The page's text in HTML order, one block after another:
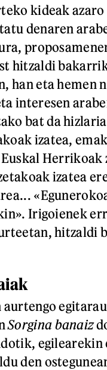
kideak
denaren
hitzaldi
han eta hemen
interesen
bat da
izatea,
izatea
Irigoienek
hitzaldi
aurtengo
Sorgina banaiz
den